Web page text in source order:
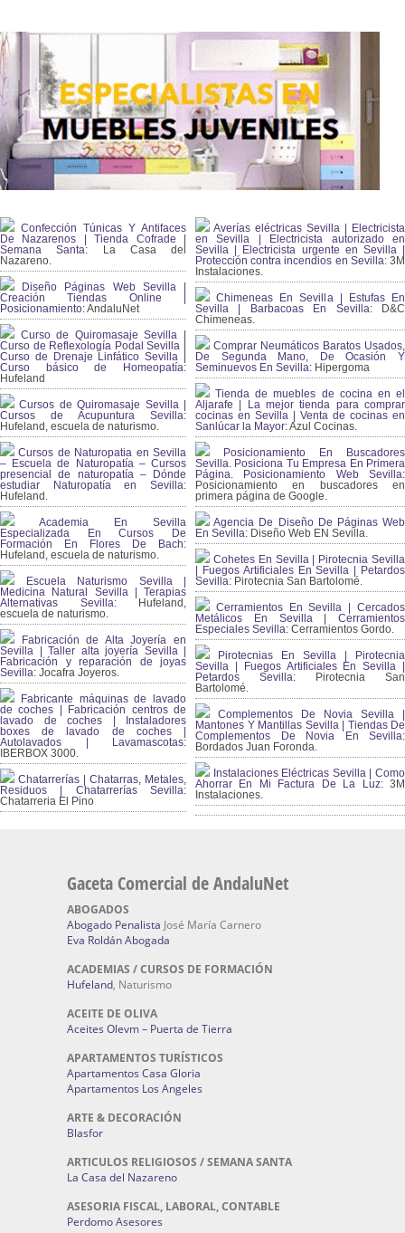
Confección Túnicas Y Antifaces
De Nazarenos | Tienda Cofrade |
Semana Santa: La Casa del
Nazareno.
Diseño Páginas Web Sevilla |
Creación Tiendas Online |
Posicionamiento:AndaluNet
Curso de Quiromasaje Sevilla |
Curso de Reflexología Podal Sevilla |
Curso de Drenaje Linfático Sevilla |
Curso básico de Homeopatía:
Hufeland
Cursos de Quiromasaje Sevilla |
Cursos de Acupuntura Sevilla:
Hufeland, escuela de naturismo.
Cursos de Naturopatia en Sevilla
– Escuela de Naturopatía – Cursos
presencial de naturopatía – Dónde
estudiar Naturopatía en Sevilla:
Hufeland.
Academia En Sevilla
Especializada En Cursos De
Formación En Flores De Bach:
Hufeland, escuela de naturismo.
Escuela Naturismo Sevilla |
Medicina Natural Sevilla | Terapias
Alternativas Sevilla: Hufeland,
escuela de naturismo.
Fabricación de Alta Joyería en
Sevilla | Taller alta joyería Sevilla |
Fabricación y reparación de joyas
Sevilla: Jocafra Joyeros.
Fabricante máquinas de lavado
de coches | Fabricación centros de
lavado de coches | Instaladores
boxes de lavado de coches |
Autolavados | Lavamascotas:
IBERBOX 3000.
Chatarrerías | Chatarras, Metales,
Residuos | Chatarrerías Sevilla:
Chatarreria El Pino
Averías eléctricas Sevilla | Electricista
en Sevilla | Electricista autorizado en
Sevilla | Electricista urgente en Sevilla |
Protección contra incendios en Sevilla:3M
Instalaciones.
Chimeneas En Sevilla | Estufas En
Sevilla | Barbacoas En Sevilla:D&C
Chimeneas.
Comprar Neumáticos Baratos Usados,
De Segunda Mano, De Ocasión Y
Seminuevos En Sevilla: Hipergoma
Tienda de muebles de cocina en el
Aljarafe | La mejor tienda para comprar
cocinas en Sevilla | Venta de cocinas en
Sanlúcar la Mayor:Azul Cocinas.
Posicionamiento En Buscadores
Sevilla. Posiciona Tu Empresa En Primera
Página. Posicionamiento Web Sevilla:
Posicionamiento en buscadores en
primera página de Google.
Agencia De Diseño De Páginas Web
En Sevilla: Diseño Web EN Sevilla.
Cohetes En Sevilla | Pirotecnia Sevilla
| Fuegos Artificiales En Sevilla | Petardos
Sevilla: Pirotecnia San Bartolomé.
Cerramientos En Sevilla | Cercados
Metálicos En Sevilla | Cerramientos
Especiales Sevilla: Cerramientos Gordo.
Pirotecnias En Sevilla | Pirotecnia
Sevilla | Fuegos Artificiales En Sevilla |
Petardos Sevilla: Pirotecnia San
Bartolomé.
Complementos De Novia Sevilla |
Mantones Y Mantillas Sevilla | Tiendas De
Complementos De Novia En Sevilla:
Bordados Juan Foronda.
Instalaciones Eléctricas Sevilla | Como
Ahorrar En Mi Factura De La Luz:3M
Instalaciones.
Gaceta Comercial de AndaluNet
ABOGADOS
Abogado Penalista José María Carnero
Eva Roldán Abogada
ACADEMIAS / CURSOS DE FORMACIÓN
Hufeland, Naturismo
ACEITE DE OLIVA
Aceites Olevm – Puerta de Tierra
APARTAMENTOS TURÍSTICOS
Apartamentos Casa Gloria
Apartamentos Los Angeles
ARTE & DECORACIÓN
Blasfor
ARTICULOS RELIGIOSOS / SEMANA SANTA
La Casa del Nazareno
ASESORIA FISCAL, LABORAL, CONTABLE
Perdomo Asesores